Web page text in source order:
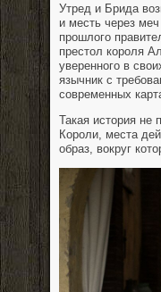
Утред и Брида
и месть через
прошлого
престол короля
уверенного в
язычник с
современных
Такая история не
Короли, места
образ, вокруг